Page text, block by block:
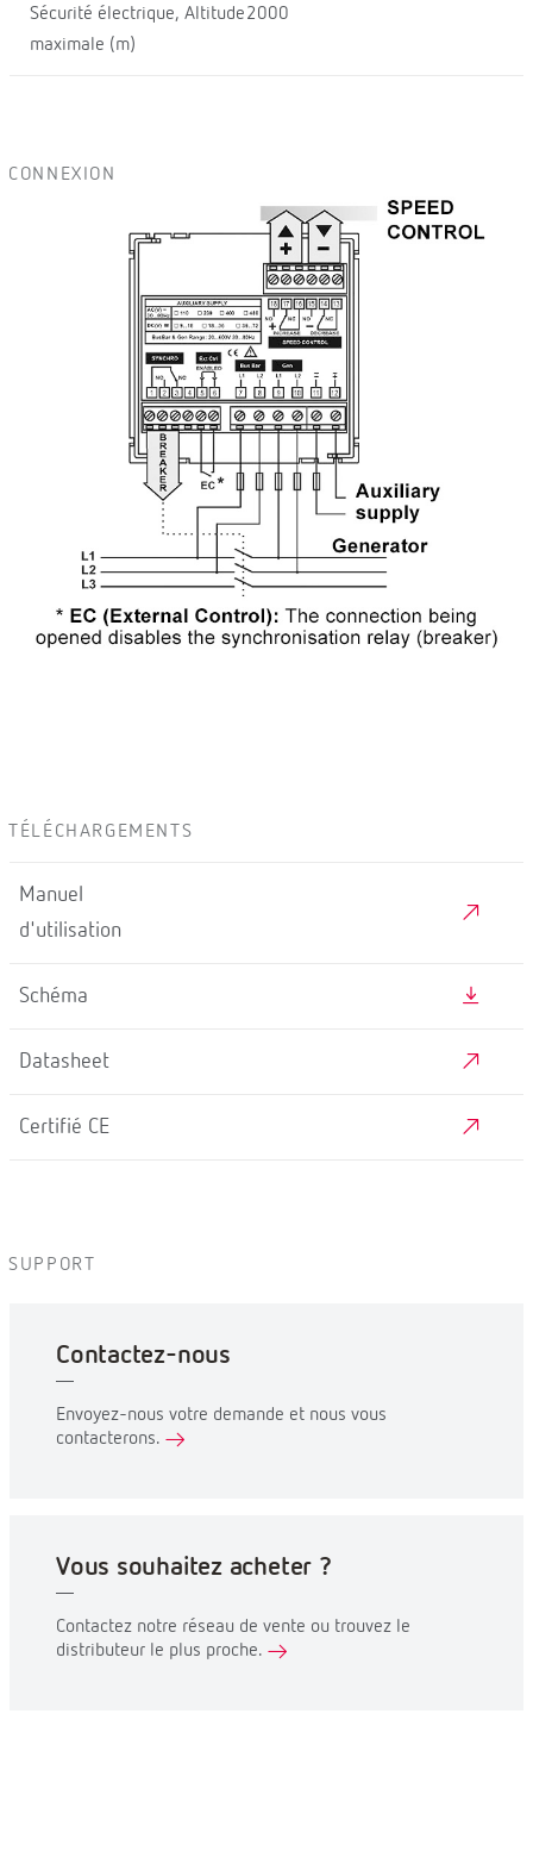
Sécurité électrique, Altitude
maximale (m)
2000
CONNEXION
TÉLÉCHARGEMENTS
Manuel
d'utilisation
Schéma
Datasheet
Certifié CE
SUPPORT
Contactez-nous
Envoyez-nous votre demande et nous vous
contacterons.
Vous souhaitez acheter ?
Contactez notre réseau de vente ou trouvez le
distributeur le plus proche.